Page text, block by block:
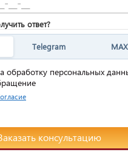
ответ?
Telegram MAX
обработку персональных
консультацию